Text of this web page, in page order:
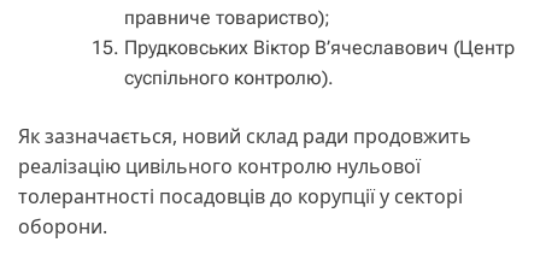
правниче товариство);
Прудковських Віктор В’ячеславович (Центр
суспільного контролю).
Як зазначається, новий склад ради продовжить
реалізацію цивільного контролю нульової
толерантності посадовців до корупції у секторі
оборони.